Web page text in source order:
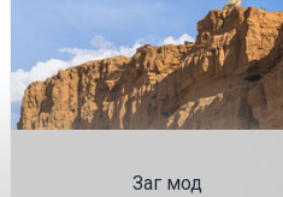
Заг мод